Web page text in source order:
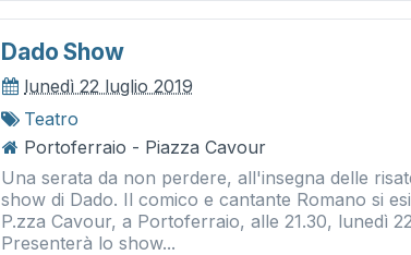
Dado Show
lunedì 22 luglio 2019
Teatro
Portoferraio - Piazza Cavour
Una serata da non perdere, all'insegna delle
show di Dado. Il comico e cantante Romano si
P.zza Cavour, a Portoferraio, alle 21.30, lunedì
Presenterà lo show...